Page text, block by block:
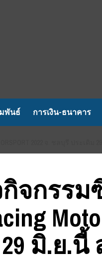
พันธ์ การเงิน-ธนาคาร
จกรรม
มิ.ย.